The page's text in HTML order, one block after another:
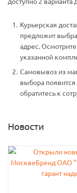
Курьерская
предложит
адрес. Осмотрите
указанной
Самовывоз из
выбора
обратитесь к
Новости